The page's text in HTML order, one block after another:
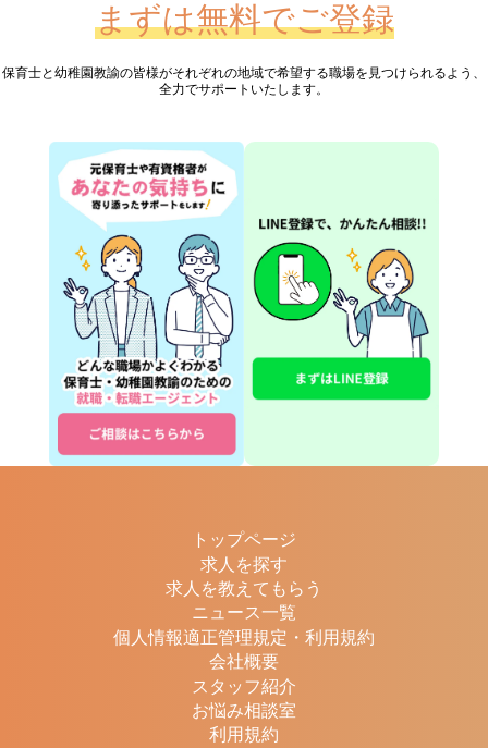
まずは無料でご登録
保育士と幼稚園教諭の皆様がそれぞれの地域で希望する職場を見つけられるよう、
全力でサポートいたします。
トップページ
求人を探す
求人を教えてもらう
ニュース一覧
個人情報適正管理規定・利用規約
会社概要
スタッフ紹介
お悩み相談室
利用規約